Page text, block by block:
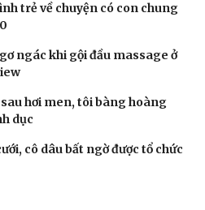
trẻ về chuyện có con chung
ngác khi gội đầu massage ở
hơi men, tôi bàng hoàng
dục
cô dâu bất ngờ được tổ chức